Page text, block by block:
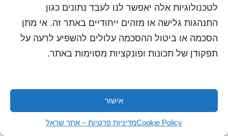
לטכנולוגיות אלה יאפשר לנו לעבד נתונים כגון
התנהגות גלישה או מזהים ייחודיים באתר זה. אי מתן
הסכמה או ביטול ההסכמה עלולים להשפיע לרעה על
תפקודן של תכונות ופונקציות מסוימות באתר.
אישור
Cookie Policyמדיניות פרטיות – אתר שראל
כל הזכויות שמורות לשראל 2018 | עיצוב ותכנות: סטודיו
"היוצרים"